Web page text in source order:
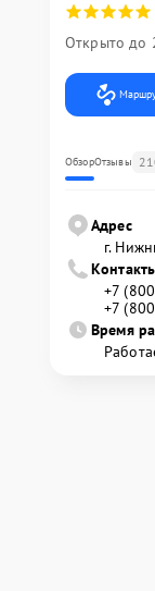
Открыто до
ОбзорОтзывы
Адрес
г.
+7
+7
Время